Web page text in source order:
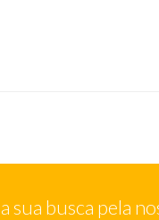
busca pela